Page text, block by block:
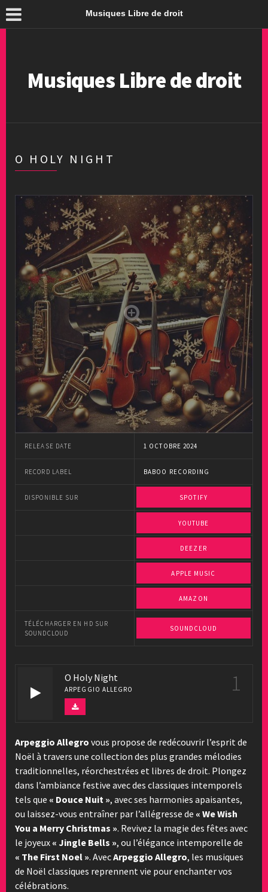
Musiques Libre de droit
Musiques Libre de droit
O HOLY NIGHT
RELEASE DATE 1 OCTOBRE 2024
RECORD LABEL BABOO RECORDING
DISPONIBLE SUR SPOTIFY
YOUTUBE
DEEZER
APPLE MUSIC
AMAZON
TÉLÉCHARGER EN HD SUR
SOUNDCLOUD
SOUNDCLOUD
O Holy Night
ARPEGGIO ALLEGRO 1
Arpeggio Allegro vous propose de redécouvrir l’esprit de
Noël à travers une collection des plus grandes mélodies
traditionnelles, réorchestrées et libres de droit. Plongez
dans l’ambiance festive avec des classiques intemporels
tels que « Douce Nuit », avec ses harmonies apaisantes,
ou laissez-vous entraîner par l’allégresse de « We Wish
You a Merry Christmas ». Revivez la magie des fêtes avec
le joyeux « Jingle Bells », ou l’élégance intemporelle de
« The First Noel ». AvecArpeggio Allegro, les musiques
de Noël classiques reprennent vie pour enchanter vos
célébrations.